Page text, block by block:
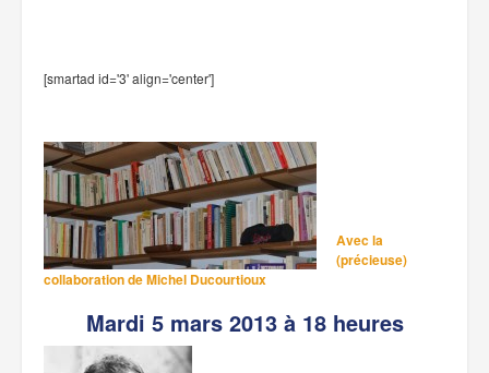
[smartad id='3' align='center']
Avec la
(précieuse)
collaboration de Michel Ducourtioux
Mardi 5 mars 2013 à 18 heures